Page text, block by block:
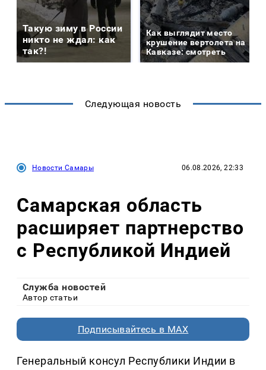
Такую зиму в России
никто не ждал: как
так?!
Как выглядит место
крушение вертолета на
Кавказе: смотреть
Следующая новость
Новости Самары 06.08.2026, 22:33
Самарская область
расширяет партнерство
с Республикой Индией
Служба новостей
Автор статьи
Подписывайтесь в MAX
Генеральный консул Республики Индии в